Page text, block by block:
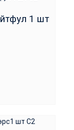
1 шт